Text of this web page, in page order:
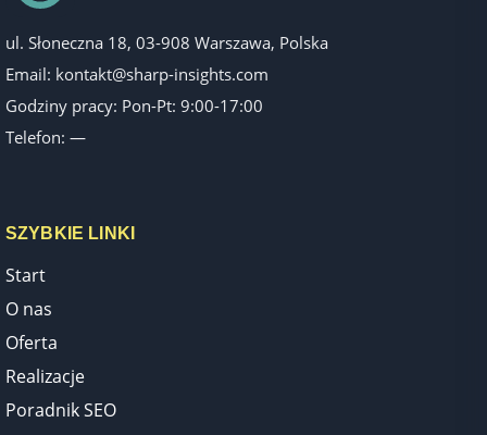
ul. Słoneczna 18, 03-908 Warszawa, Polska
Email: kontakt@sharp-insights.com
Godziny pracy: Pon-Pt: 9:00-17:00
Telefon: —
SZYBKIE LINKI
Start
O nas
Oferta
Realizacje
Poradnik SEO